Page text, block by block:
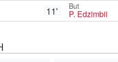
11' But
P. Edzimbii